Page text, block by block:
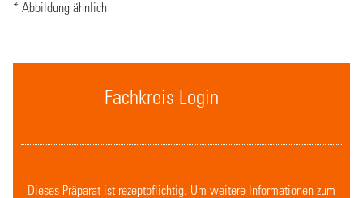
* Abbildung ähnlich
Fachkreis Login
Dieses Präparat ist rezeptpflichtig. Um weitere Informationen zum